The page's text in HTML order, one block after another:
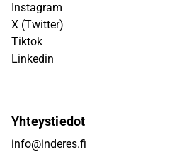
Instagram
X (Twitter)
Tiktok
Linkedin
Yhteystiedot
info@inderes.fi